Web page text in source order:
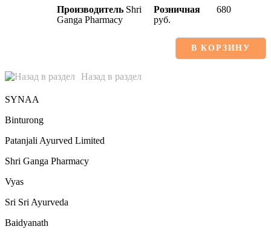
Производитель Shri
Ganga Pharmacy
Розничная
680
руб.
В КОРЗИНУ
Назад в раздел
SYNAA
Binturong
Patanjali Ayurved Limited
Shri Ganga Pharmacy
Vyas
Sri Sri Ayurveda
Baidyanath